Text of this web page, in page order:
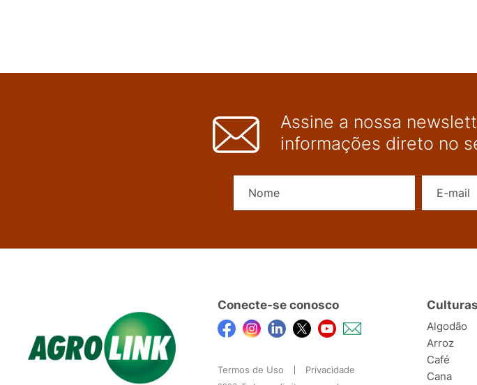
Assine a nossa
informações direto no
Conecte-se conosco
Termos de Uso Privacidade
Culturas
Algodão
Arroz
Café
Cana